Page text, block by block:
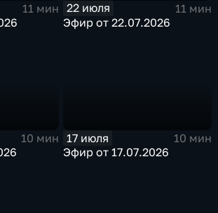
11 мин
22 июля
11 мин
Эфир от 22.07.2026
10 мин
17 июля
10 мин
Эфир от 17.07.2026